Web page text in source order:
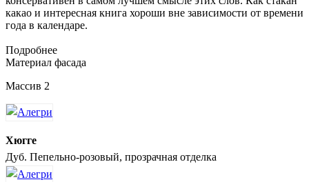
какао и интересная книга хороши вне зависимости от времени
года в календаре.
Подробнее
Материал фасада
Массив 2
Хюгге
Дуб. Пепельно-розовый, прозрачная отделка